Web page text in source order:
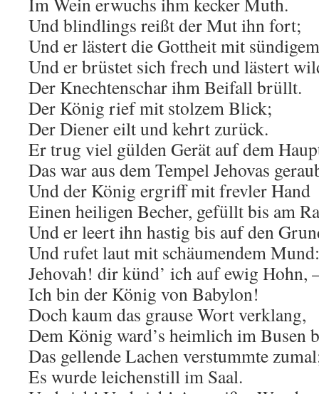
Und blindlings reißt der Mut ihn fort;
Und er lästert die Gottheit mit
Und er brüstet sich frech und lästert
Der Knechtenschar ihm Beifall brüllt.
Der König rief mit stolzem Blick;
Der Diener eilt und kehrt zurück.
Er trug viel gülden Gerät auf dem
Das war aus dem Tempel Jehovas
Und der König ergriff mit frevler Hand
Einen heiligen Becher, gefüllt bis am
Und er leert ihn hastig bis auf den
Und rufet laut mit schäumendem Mund:
Jehovah! dir künd’ ich auf ewig Hohn,
Ich bin der König von Babylon!
Doch kaum das grause Wort verklang,
Dem König ward’s heimlich im Busen
Das gellende Lachen verstummte
Es wurde leichenstill im Saal.